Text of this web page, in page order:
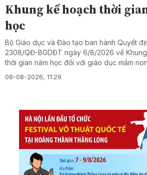
Khung kế hoạch thời
học
Bộ Giáo dục và Đào tạo ban hành Quyết
2308/QĐ-BGDĐT ngày 6/8/2026 về
thời gian năm học đối với giáo dục mầm
Khung kế hoạch thời gian năm học đối với
2027 và các năm học tiếp theo. Các
trường sớm nhất trước một tuần so với ngày
khai giảng. Riêng đối với lớp 1, lớp 9 và lớp
trường sớm nhất trước hai tuần so với ngày
khai giảng. Lễ khai giảng diễn ra vào ngày
năm. Kỳ thi tốt nghiệp Trung học Phổ thông
diễn ra trong ngày 11 và 12/6 hằng năm. Xét
08-08-2026, 11:29